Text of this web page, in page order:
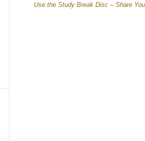
Use the Study Break Disc – Share